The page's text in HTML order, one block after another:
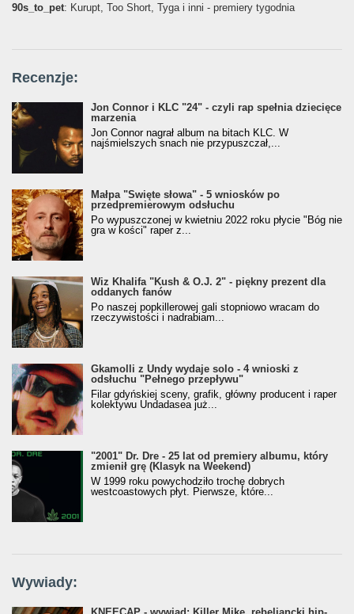
90s_to_pet: Kurupt, Too Short, Tyga i inni - premiery tygodnia
Recenzje:
Jon Connor i KLC "24" - czyli rap spełnia dziecięce
marzenia
Jon Connor nagrał album na bitach KLC. W
najśmielszych snach nie przypuszczał,...
Małpa "Święte słowa" - 5 wniosków po
przedpremierowym odsłuchu
Po wypuszczonej w kwietniu 2022 roku płycie "Bóg nie
gra w kości" raper z...
Wiz Khalifa "Kush & O.J. 2" - piękny prezent dla
oddanych fanów
Po naszej popkillerowej gali stopniowo wracam do
rzeczywistości i nadrabiam...
Gkamolli z Undy wydaje solo - 4 wnioski z
odsłuchu "Pełnego przepływu"
Filar gdyńskiej sceny, grafik, główny producent i raper
kolektywu Undadasea już...
"2001" Dr. Dre - 25 lat od premiery albumu, który
zmienił grę (Klasyk na Weekend)
W 1999 roku powychodziło trochę dobrych
westcoastowych płyt. Pierwsze, które...
Wywiady: